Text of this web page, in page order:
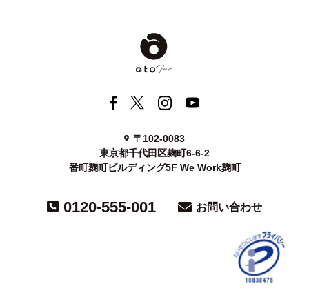
〒102-0083
東京都千代田区麹町6-6-2
番町麹町ビルディング5F We Work麹町
0120-555-001 お問い合わせ